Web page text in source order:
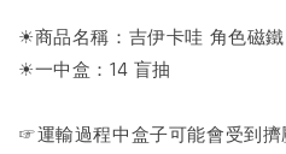
☀商品名稱：吉伊卡哇 角色磁鐵
☀一中盒：14 盲抽
☞運輸過程中盒子可能會受到